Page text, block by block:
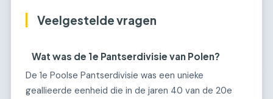
Veelgestelde vragen
Wat was de 1e Pantserdivisie van Polen?
De 1e Poolse Pantserdivisie was een unieke
geallieerde eenheid die in de jaren 40 van de 20e